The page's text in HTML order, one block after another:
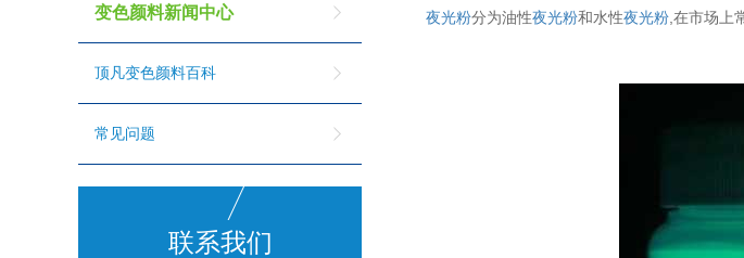
变色颜料新闻中心
顶凡变色颜料百科
常见问题
联系我们
夜光粉分为油性夜光粉和水性夜光粉 ,在市场上